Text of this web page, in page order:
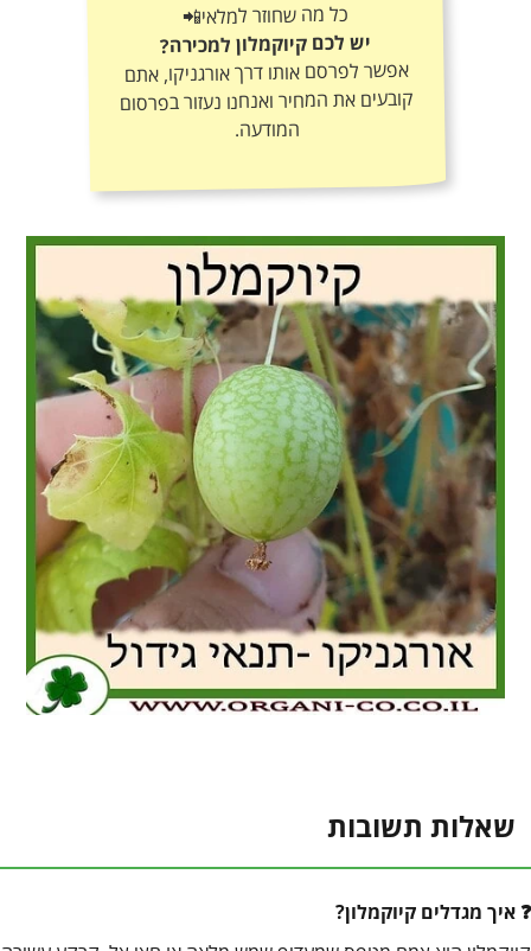
כל מה שחוזר למלאי📲
יש לכם קיוקמלון למכירה?
אפשר לפרסם אותו דרך אורגניקו, אתם
קובעים את המחיר ואנחנו נעזור בפרסום
המודעה.
שאלות תשובות
איך מגדלים קיוקמלון?